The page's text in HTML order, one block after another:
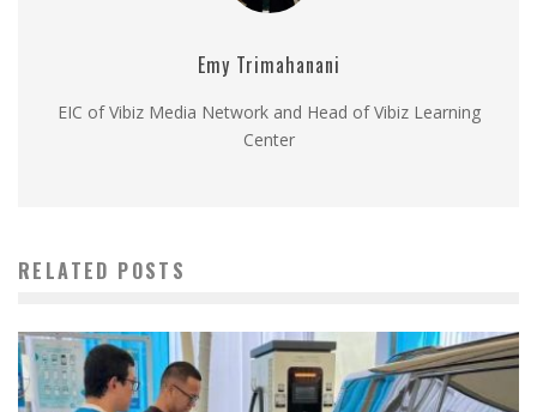
Emy Trimahanani
EIC of Vibiz Media Network and Head of Vibiz Learning
Center
RELATED POSTS